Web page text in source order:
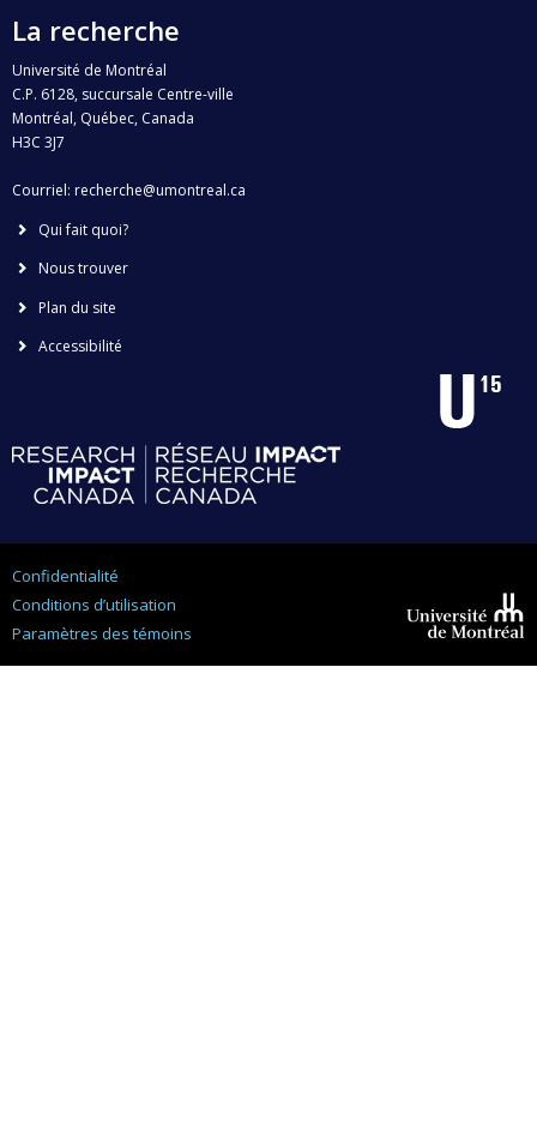
La recherche
Université de Montréal
C.P. 6128, succursale Centre-ville
Montréal, Québec, Canada
H3C 3J7
Courriel: recherche@umontreal.ca
Qui fait quoi?
Nous trouver
Plan du site
Accessibilité
Confidentialité
Conditions d’utilisation
Paramètres des témoins
Montréal